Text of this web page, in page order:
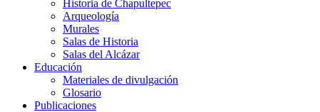
Historia de Chapultepec
Arqueología
Murales
Salas de Historia
Salas del Alcázar
Educación
Materiales de divulgación
Glosario
Publicaciones